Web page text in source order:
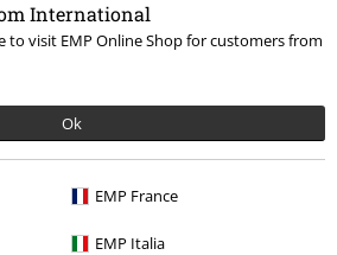
International
to visit EMP Online Shop for customers from
Ok
EMP France
EMP Italia
2
Perfekt